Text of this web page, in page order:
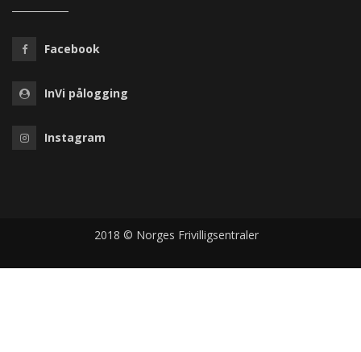
Facebook
InVi pålogging
Instagram
2018 © Norges Frivilligsentraler